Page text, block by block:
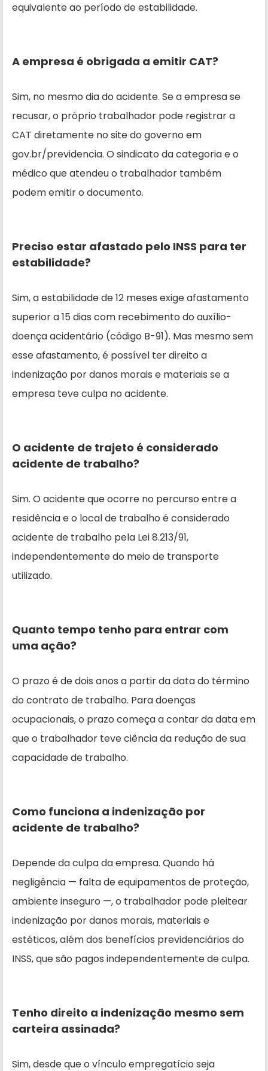
equivalente ao período de estabilidade.
A empresa é obrigada a emitir CAT?
Sim, no mesmo dia do acidente. Se a empresa se
recusar, o próprio trabalhador pode registrar a
CAT diretamente no site do governo em
gov.br/previdencia. O sindicato da categoria e o
médico que atendeu o trabalhador também
podem emitir o documento.
Preciso estar afastado pelo INSS para ter
estabilidade?
Sim, a estabilidade de 12 meses exige afastamento
superior a 15 dias com recebimento do auxílio-
doença acidentário (código B-91). Mas mesmo sem
esse afastamento, é possível ter direito a
indenização por danos morais e materiais se a
empresa teve culpa no acidente.
O acidente de trajeto é considerado
acidente de trabalho?
Sim. O acidente que ocorre no percurso entre a
residência e o local de trabalho é considerado
acidente de trabalho pela Lei 8.213/91,
independentemente do meio de transporte
utilizado.
Quanto tempo tenho para entrar com
uma ação?
O prazo é de dois anos a partir da data do término
do contrato de trabalho. Para doenças
ocupacionais, o prazo começa a contar da data em
que o trabalhador teve ciência da redução de sua
capacidade de trabalho.
Como funciona a indenização por
acidente de trabalho?
Depende da culpa da empresa. Quando há
negligência — falta de equipamentos de proteção,
ambiente inseguro —, o trabalhador pode pleitear
indenização por danos morais, materiais e
estéticos, além dos benefícios previdenciários do
INSS, que são pagos independentemente de culpa.
Tenho direito a indenização mesmo sem
carteira assinada?
Sim, desde que o vínculo empregatício seja